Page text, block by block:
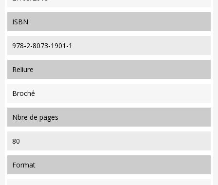
ISBN
978-2-8073-1901-1
reliure
Broché
nbre de pages
80
format